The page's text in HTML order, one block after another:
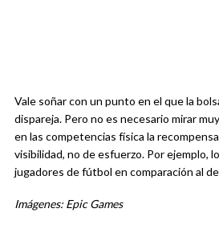
Vale soñar con un punto en el que la
dispareja. Pero no es necesario mirar
en las competencias física la
visibilidad, no de esfuerzo. Por ejemplo,
jugadores de fútbol en comparación al
Imágenes: Epic Games